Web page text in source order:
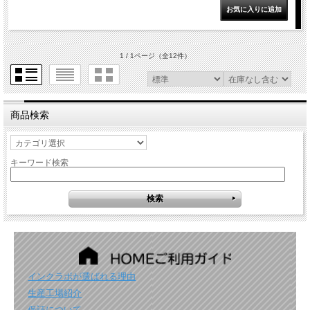
1 / 1ページ（全12件）
商品検索
キーワード検索
インクラボが選ばれる理由
生産工場紹介